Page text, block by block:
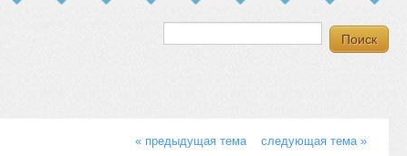
« предыдущая тема следующая тема »